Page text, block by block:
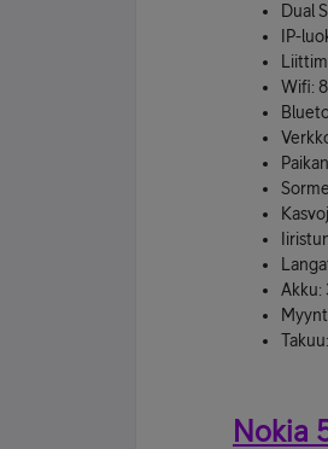
Dual
IP-
Wifi:
Akku:
Nokia